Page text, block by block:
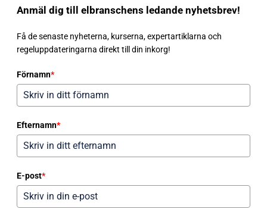
Anmäl dig till elbranschens ledande nyhetsbrev!
Få de senaste nyheterna, kurserna, expertartiklarna och
regeluppdateringarna direkt till din inkorg!
Förnamn*
Efternamn*
E-post*